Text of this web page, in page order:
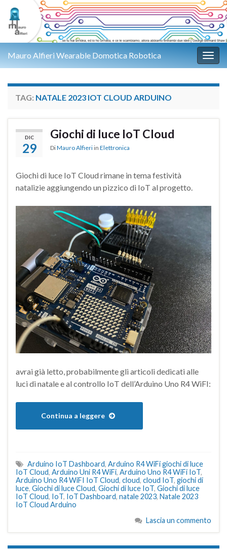
Mauro Alfieri Wearable Domotica Robotica
TAG: NATALE 2023 IOT CLOUD ARDUINO
DIC
29
Giochi di luce IoT Cloud
DiMauro Alfieri in Elettronica
Giochi di luce IoT Cloud rimane in tema festività
natalizie aggiungendo un pizzico di IoT al progetto.
avrai già letto, probabilmente gli articoli dedicati alle
luci di natale e al controllo IoT dell’Arduino Uno R4 WiFI:
Continua a leggere
Arduino IoT Dashboard, Arduino R4 WiFi giochi di luce
IoT Cloud, Arduino Uni R4 WiFi, Arduino Uno R4 WiFi IoT,
Arduino Uno R4 WiFI IoT Cloud, cloud, cloud IoT, giochi di
luce, Giochi di luce Cloud, Giochi di luce IoT, Giochi di luce
IoT Cloud, IoT, IoT Dashboard, natale 2023, Natale 2023
IoT Cloud Arduino
Lascia un commento